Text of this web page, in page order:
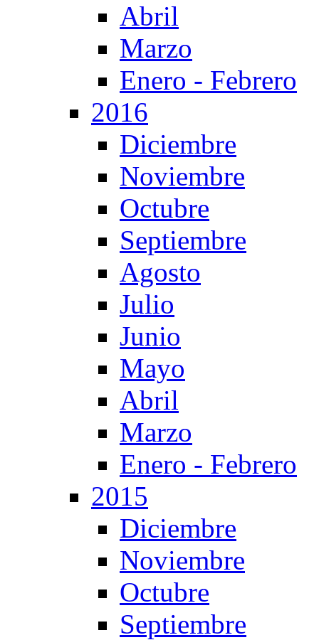
Abril
Marzo
Enero - Febrero
2016
Diciembre
Noviembre
Octubre
Septiembre
Agosto
Julio
Junio
Mayo
Abril
Marzo
Enero - Febrero
2015
Diciembre
Noviembre
Octubre
Septiembre